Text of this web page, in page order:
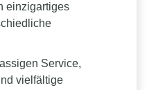
einzigartiges
Service,
vielfältige